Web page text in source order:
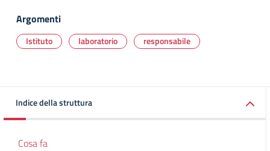
Argomenti
Istituto laboratorio responsabile
Indice della struttura
Cosa fa